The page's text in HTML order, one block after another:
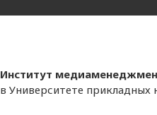
Институт
в Университете прикладных